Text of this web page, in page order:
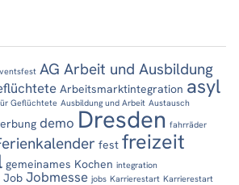
AG Arbeit und Ausbildung
Arbeitsmarktintegration asyl
Geflüchtete Ausbildung und Arbeit Austausch
demo Dresden fahrräder
fest freizeit
gemeinames Kochen integration
Job Jobmesse jobs Karrierestart Karrierestart